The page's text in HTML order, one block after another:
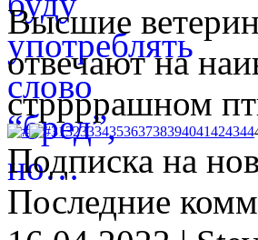
Высшие
отвечают на
стррррашном
3132333435363738394041424344
Подписка на
Последние